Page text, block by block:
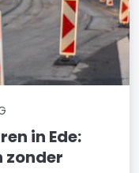
in Ede:
zonder